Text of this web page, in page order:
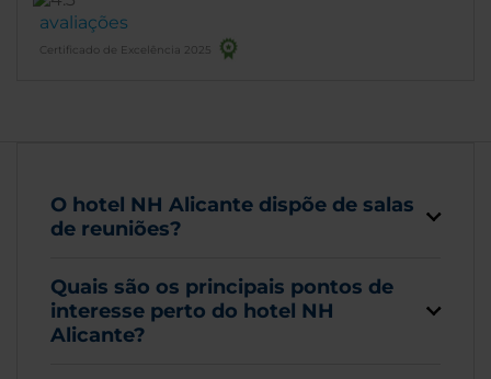
avaliações
Certificado de Excelência 2025
O hotel NH Alicante dispõe de salas
de reuniões?
Quais são os principais pontos de
interesse perto do hotel NH
Alicante?